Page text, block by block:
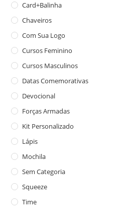
Card+Balinha
Chaveiros
Com Sua Logo
Cursos Feminino
Cursos Masculinos
Datas Comemorativas
Devocional
Forças Armadas
Kit Personalizado
Lápis
Mochila
Sem Categoria
Squeeze
Time